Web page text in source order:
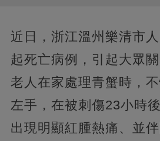
近日，浙江溫州樂清市
起死亡病例，引起大眾
老人在家處理青蟹時，
左手，在被刺傷23小時
出現明顯紅腫熱痛、並